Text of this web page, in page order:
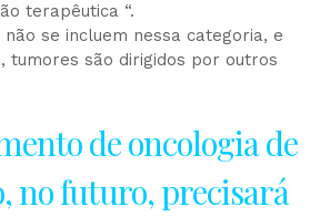
terapêutica “.
se incluem nessa categoria, e
tumores são dirigidos por outros
de oncologia de
no futuro, precisará